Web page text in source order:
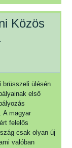
Közös
brüsszeli ülésén
első
A magyar
felelős
csak olyan új
valóban